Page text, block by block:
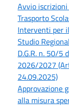
Avvio
Trasporto
Interventi per
Studio
D.G.R. n. 50/5
2026/2027
24.09.2025)
Approvazione
alla misura